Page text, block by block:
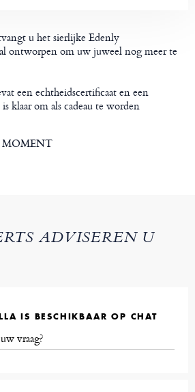
u het sierlijke Edenly
ontworpen om uw juweel nog meer te
een echtheidscertificaat en een
klaar om als cadeau te worden
MOMENT
ADVISEREN U
IS BESCHIKBAAR OP CHAT
vraag?